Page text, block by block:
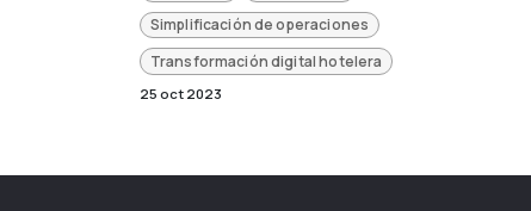
Simplificación de operaciones
Transformación digital hotelera
25 oct 2023